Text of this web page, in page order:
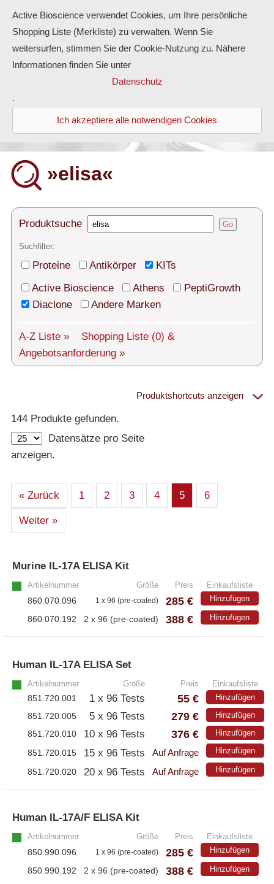
Antikörper
ELISA-Kits
Diaclone Produkte
Home
Produkte
Kontakt
Versand
Über uns
Service
Login
English
»elisa«
Produktsuche Go
Suchfilter:
Proteine Antikörper
KITs
Active Bioscience
Athens
PeptiGrowth
Diaclone
Andere Marken
A-Z Liste » Shopping Liste (0) &
Angebotsanforderung »
Proteine
– Alle Proteine
– Human
– Cell culture tested premium (cct-premium)
– Proteine
– Antikörper
PeptiGrowth
– Alle PeptiGrowth Produkte
– Kostenlose Muster
Diaclone
– ELISA-Kits
– EliSpot-Kits
Produktshortcuts anzeigen
144 Produkte gefunden.
Datensätze pro Seite
anzeigen.
« Zurück 1 2 3 4 5 6
Weiter »
Murine IL-17A ELISA Kit
Artikelnummer Größe Preis Einkaufsliste
860.070.096 1 x 96 (pre-coated) 285 € Hinzufügen
860.070.192 2 x 96 (pre-coated) 388 € Hinzufügen
Human IL-17A ELISA Set
Artikelnummer Größe Preis Einkaufsliste
851.720.001 1 x 96 Tests 55 € Hinzufügen
851.720.005 5 x 96 Tests 279 € Hinzufügen
851.720.010 10 x 96 Tests 376 € Hinzufügen
851.720.015 15 x 96 Tests Auf Anfrage Hinzufügen
851.720.020 20 x 96 Tests Auf Anfrage Hinzufügen
Human IL-17A/F ELISA Kit
Artikelnummer Größe Preis Einkaufsliste
850.990.096 1 x 96 (pre-coated) 285 € Hinzufügen
850.990.192 2 x 96 (pre-coated) 388 € Hinzufügen
Active Bioscience verwendet Cookies, um Ihre persönliche
Shopping Liste (Merkliste) zu verwalten. Wenn Sie
weitersurfen, stimmen Sie der Cookie-Nutzung zu. Nähere
Informationen finden Sie unter
Datenschutz
.
Ich akzeptiere alle notwendigen Cookies